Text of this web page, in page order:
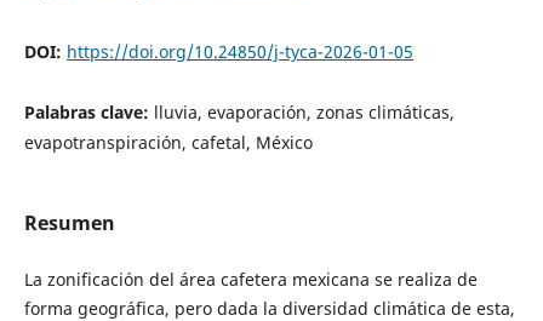
DOI: https://doi.org/10.24850/j-tyca-2026-01-05
Palabras clave: lluvia, evaporación, zonas climáticas,
evapotranspiración, cafetal, México
Resumen
La zonificación del área cafetera mexicana se realiza de
forma geográfica, pero dada la diversidad climática de esta,